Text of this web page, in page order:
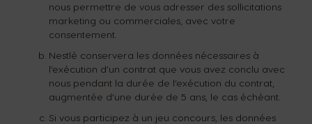
nous permettre de vous adresser des sollicitations
marketing ou commerciales, avec votre
consentement.
Nestlé conservera les données nécessaires à
l’exécution d’un contrat que vous avez conclu avec
nous pendant la durée de l’exécution du contrat,
augmentée d’une durée de 5 ans, le cas échéant.
Si vous participez à un jeu concours, les données